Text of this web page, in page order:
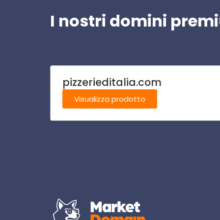
I nostri domini
pizzerieditalia.com
Visualizza prodotto